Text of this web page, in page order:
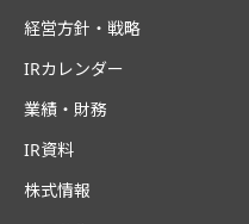
経営方針・戦略
IRカレンダー
業績・財務
IR資料
株式情報